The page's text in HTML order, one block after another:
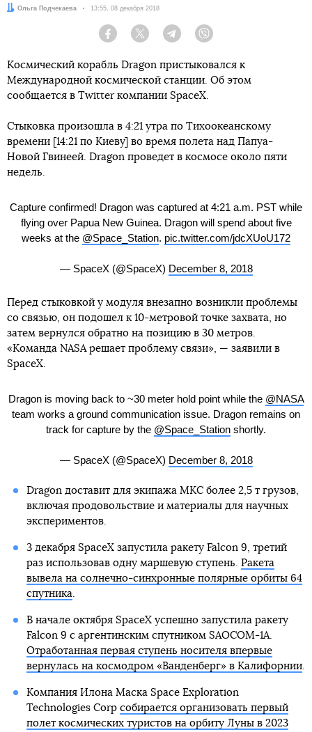
Автор:
Ольга Подчекаева Дата:
13:55, 08 декабря 2018
Facebook Twitter Telegram
Космический корабль Dragon пристыковался к
Международной космической станции. Об этом
сообщается в Twitter компании SpaceX.
Стыковка произошла в 4:21 утра по Тихоокеанскому
времени [14:21 по Киеву] во время полета над Папуа-
Новой Гвинеей. Dragon проведет в космосе около пяти
недель.
Capture confirmed! Dragon was captured at 4:21 a.m. PST while
flying over Papua New Guinea. Dragon will spend about five
weeks at the @Space_Station. pic.twitter.com/jdcXUoU172
— SpaceX (@SpaceX) December 8, 2018
Перед стыковкой у модуля внезапно возникли проблемы
со связью, он подошел к 10-метровой точке захвата, но
затем вернулся обратно на позицию в 30 метров.
«Команда NASA решает проблему связи», — заявили в
SpaceX.
Dragon is moving back to ~30 meter hold point while the @NASA
team works a ground communication issue. Dragon remains on
track for capture by the @Space_Station shortly.
— SpaceX (@SpaceX) December 8, 2018
Dragon доставит для экипажа МКС более 2,5 т грузов,
включая продовольствие и материалы для научных
экспериментов.
3 декабря SpaceX запустила ракету Falcon 9, третий
раз использовав одну маршевую ступень. Ракета
вывела на солнечно-синхронные полярные орбиты 64
спутника.
В начале октября SpaceX успешно запустила ракету
Falcon 9 с аргентинским спутником SAOCOM-1A.
Отработанная первая ступень носителя впервые
вернулась на космодром «Ванденберг» в Калифорнии.
Компания Илона Маска Space Exploration
Technologies Corp собирается организовать первый
полет космических туристов на орбиту Луны в 2023